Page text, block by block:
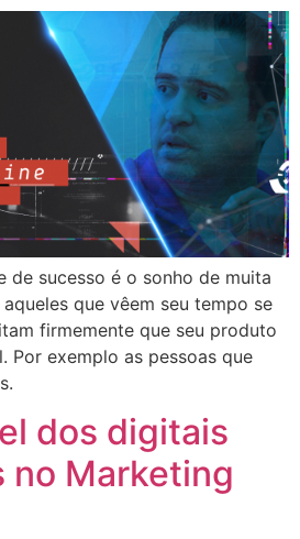
de sucesso é o sonho de muita
que vêem seu tempo se
firmemente que seu produto
Por exemplo as pessoas que
dos digitais
no Marketing